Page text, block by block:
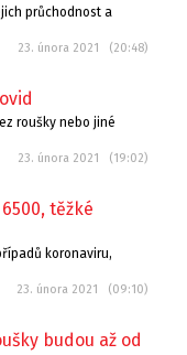
průchodnost a
23. února 2021 (20:48)
roušky nebo jiné
23. února 2021 (19:02)
těžké
koronaviru,
23. února 2021 (09:10)
budou až od